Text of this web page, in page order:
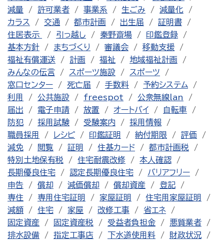
減量
許可業者 事業系 生ごみ
減量化
カラス
交通 都市計画 出生届
証明書
住居表示
引っ越し 秦野斎場
印鑑登録
基本方針
まちづくり 審議会
移動支援
福祉有償運送
計画 福祉
地域福祉計画
みんなの伝言
スポーツ施設
スポーツ
窓口センター
死亡届 手数料
予約システム
利用
公共施設 freespot
公衆無線lan
届出
電子申請 放置 オートバイ
自転車
防犯
採用試験 受験案内
採用情報
職員採用
レシピ 印鑑証明 納付期限
評価
減免
閲覧 証明 住基カード
都市計画税
特別土地保有税
住宅耐震改修
本人確認
長期優良住宅
認定長期優良住宅
バリアフリー
申告
償却 減価償却 償却資産
登記
専住
専用住宅証明 家屋証明
住宅用家屋証明
減額
住宅 家屋 改修工事
省エネ
固定資産
固定資産税 受益者負担金
悪質業者
排水設備
指定工事店 下水道使用料
財政状況